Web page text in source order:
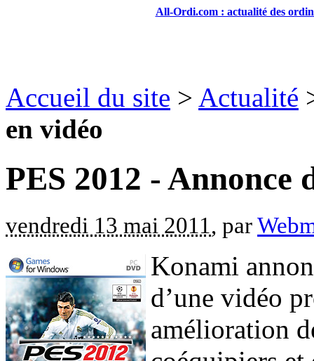
All-Ordi.com : actualité des
Accueil du site > Actualité
en vidéo
PES 2012 - Annonce
vendredi 13 mai 2011, par
Konami
d’une vidéo
amélioration